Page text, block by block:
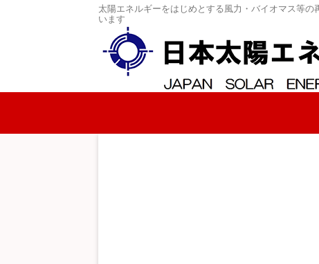
太陽エネルギーをはじめとする風力・バイオマス等
います
コンテンツへスキップ